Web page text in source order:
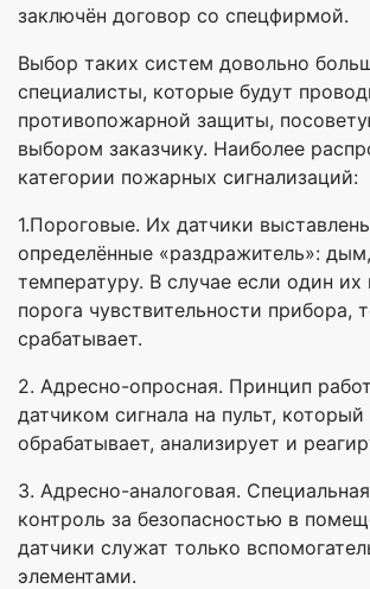
заключён договор со спецфирмой.
Выбор таких систем довольно
специалисты, которые будут
противопожарной защиты,
выбором заказчику. Наиболее
категории пожарных сигнализаций:
1.Пороговые. Их датчики
определённые «раздражитель»:
температуру. В случае если один их
порога чувствительности прибора,
срабатывает.
2. Адресно-опросная. Принцип
датчиком сигнала на пульт, который
обрабатывает, анализирует и
3. Адресно-аналоговая.
контроль за безопасностью в
датчики служат только
элементами.